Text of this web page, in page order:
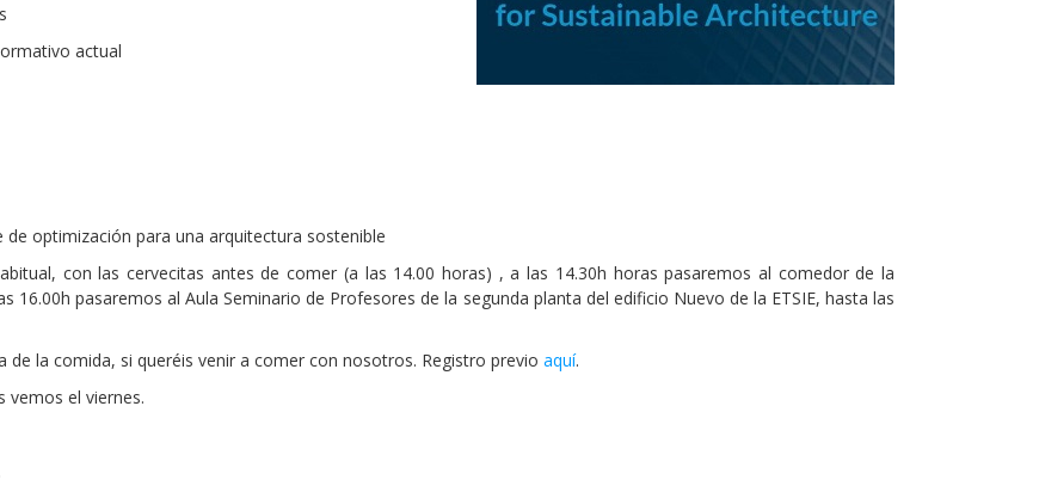
actual
de optimización para una arquitectura sostenible
con las cervecitas antes de comer (a las 14.00 horas) , a las 14.30h horas pasaremos al comedor de la
16.00h pasaremos al Aula Seminario de Profesores de la segunda planta del edificio Nuevo de la ETSIE, hasta las
de la comida, si queréis venir a comer con nosotros. Registro previoaquí.
vemos el viernes.